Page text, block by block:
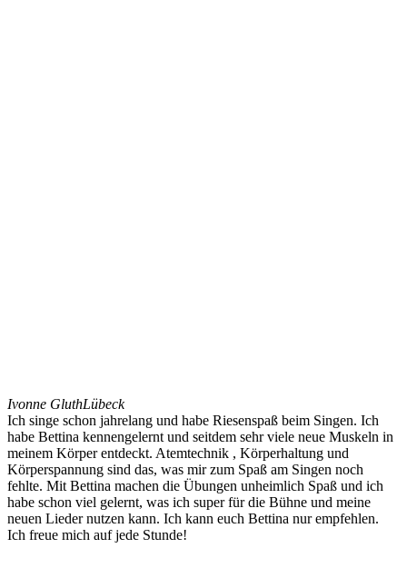
Ivonne GluthLübeck
Ich singe schon jahrelang und habe Riesenspaß beim Singen. Ich
habe Bettina kennengelernt und seitdem sehr viele neue Muskeln in
meinem Körper entdeckt. Atemtechnik , Körperhaltung und
Körperspannung sind das, was mir zum Spaß am Singen noch
fehlte. Mit Bettina machen die Übungen unheimlich Spaß und ich
habe schon viel gelernt, was ich super für die Bühne und meine
neuen Lieder nutzen kann. Ich kann euch Bettina nur empfehlen.
Ich freue mich auf jede Stunde!